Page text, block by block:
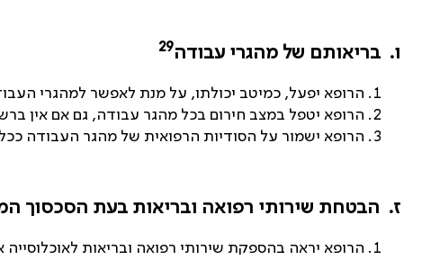
ו.בריאותם של מהגרי עבודה29
הרופא יפעל, כמיטב יכולתו, על מנת לאפשר למהגרי
הרופא יטפל במצב חירום בכל מהגר עבודה, גם אם אין
הרופא ישמור על הסודיות הרפואית של מהגר העבודה
ז. הבטחת שירותי רפואה ובריאות בעת הסכסוך
הרופא יראה בהספקת שירותי רפואה ובריאות